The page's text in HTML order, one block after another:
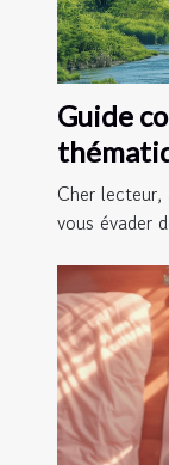
Guide
en 2025
Cher
vous évader